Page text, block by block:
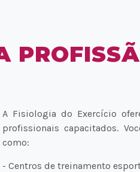
A Fisiologia do Exercício
profissionais capacitados.
como:
- Centros de treinamento